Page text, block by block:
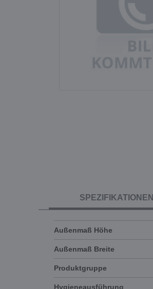
SPEZIFIKATIONEN
Außenmaß Höhe
Außenmaß Breite
Produktgruppe
Hygieneausführung